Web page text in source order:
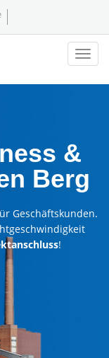
&
Berg
Geschäftskunden.
!